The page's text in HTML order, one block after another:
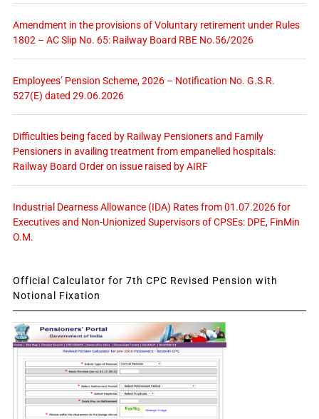
Amendment in the provisions of Voluntary retirement under Rules
1802 – AC Slip No. 65: Railway Board RBE No.56/2026
Employees’ Pension Scheme, 2026 – Notification No. G.S.R.
527(E) dated 29.06.2026
Difficulties being faced by Railway Pensioners and Family
Pensioners in availing treatment from empanelled hospitals:
Railway Board Order on issue raised by AIRF
Industrial Dearness Allowance (IDA) Rates from 01.07.2026 for
Executives and Non-Unionized Supervisors of CPSEs: DPE, FinMin
O.M.
Official Calculator for 7th CPC Revised Pension with
Notional Fixation